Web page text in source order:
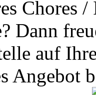
Chores
Dann
auf
Angebot